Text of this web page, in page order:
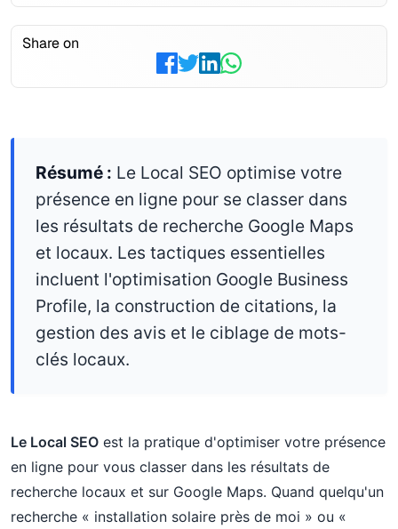
Share on
Résumé : Le Local SEO optimise votre
présence en ligne pour se classer dans
les résultats de recherche Google Maps
et locaux. Les tactiques essentielles
incluent l'optimisation Google Business
Profile, la construction de citations, la
gestion des avis et le ciblage de mots-
clés locaux.
Le Local SEO est la pratique d'optimiser votre présence
en ligne pour vous classer dans les résultats de
recherche locaux et sur Google Maps. Quand quelqu'un
recherche « installation solaire près de moi » ou «